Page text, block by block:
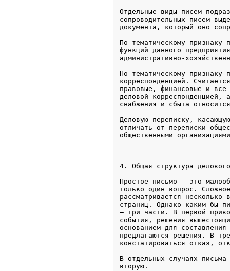
Отдельные виды писем
сопроводительных писем
документа, который оно
По тематическому признаку
функций данного
административно-
По тематическому признаку
корреспонденцией.
правовые, финансовые и все
деловой корреспонденцией,
снабжения и сбыта
Деловую переписку,
отличать от переписки
4. Общая структура
Простое письмо – это
только один вопрос.
рассматривается
страниц. Однако каким бы
– три части. В первой
события, решения
основанием для
предлагаются решения. В
констатироваться отказ,
В отдельных случаях
вторую.